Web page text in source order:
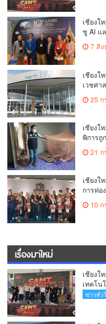
เชียงใ
ชู AI แ
เอเชีย
7 สิ
เชียงใ
เวชศา
บุตรยา
25
เชียงใ
พิการถู
ทบทว
21
เชียงใ
การท่อ
ล้านนา
10
เรื่องมาใหม่
เชียงใ
เทคโน
หน้าส
ข่าวทั่ว